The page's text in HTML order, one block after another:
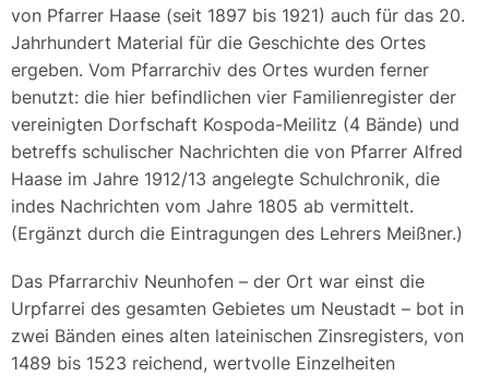
von Pfarrer Haase (seit 1897 bis 1921) auch für das 20.
Jahrhundert Material für die Geschichte des Ortes
ergeben. Vom Pfarrarchiv des Ortes wurden ferner
benutzt: die hier befindlichen vier Familienregister der
vereinigten Dorfschaft Kospoda-Meilitz (4 Bände) und
betreffs schulischer Nachrichten die von Pfarrer Alfred
Haase im Jahre 1912/13 angelegte Schulchronik, die
indes Nachrichten vom Jahre 1805 ab vermittelt.
(Ergänzt durch die Eintragungen des Lehrers Meißner.)
Das Pfarrarchiv Neunhofen – der Ort war einst die
Urpfarrei des gesamten Gebietes um Neustadt – bot in
zwei Bänden eines alten lateinischen Zinsregisters, von
1489 bis 1523 reichend, wertvolle Einzelheiten